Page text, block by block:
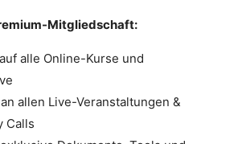
Mitgliedschaft:
alle Online-Kurse und
allen Live-Veranstaltungen &
Calls